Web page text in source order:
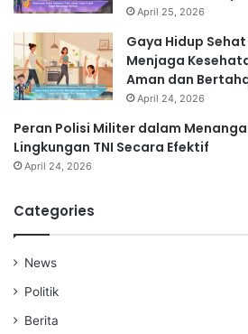
April 25, 2026
Gaya Hidup
Menjaga
Aman dan
April 24, 2026
Peran Polisi Militer dalam
Lingkungan TNI Secara Efektif
April 24, 2026
Categories
News
Politik
Berita